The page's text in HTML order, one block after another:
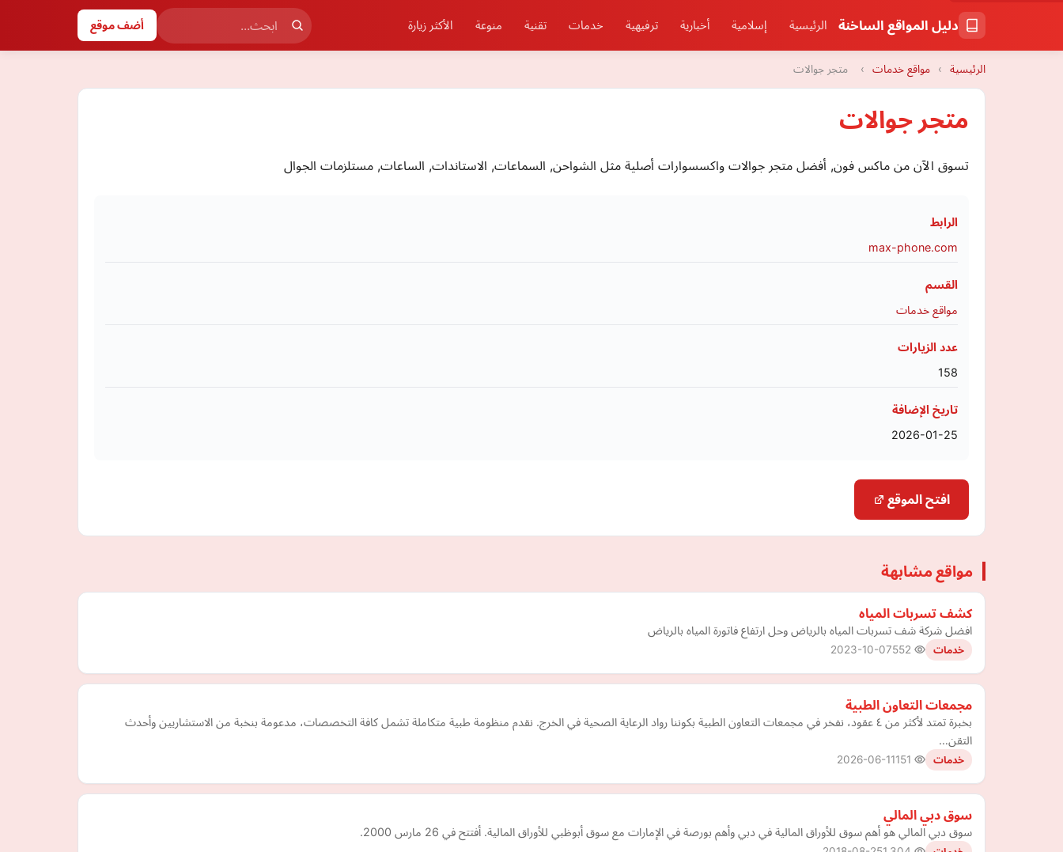
دليل المواقع الساخنة الرئيسية إسلامية أخبارية ترفيهية خدمات تقنية منوعة الأكثر زيارة أضف موقع
الرئيسية › مواقع خدمات › متجر جوالات
متجر جوالات
تسوق الآن من ماكس فون, أفضل متجر جوالات واكسسوارات أصلية مثل الشواحن, السماعات, الاستاندات, الساعات, مستلزمات الجوال
الرابط
max-phone.com
القسم
مواقع خدمات
عدد الزيارات
158
تاريخ الإضافة
2026-01-25
افتح الموقع
مواقع مشابهة
كشف تسربات المياه
افضل شركة شف تسربات المياه بالرياض وحل ارتفاع فاتورة المياه بالرياض
خدمات 2023-10-07
مجمعات التعاون الطبية
بخبرة تمتد لأكثر من ٤ عقود، نفخر في مجمعات التعاون الطبية بكوننا رواد الرعاية الصحية في الخرج. نقدم منظومة طبية متكاملة تشمل كافة التخصصات، مدعومة بنخبة من الاستشاريين وأحدث
التقن…
خدمات 2026-06-11
سوق دبي المالي
سوق دبي المالي هو أهم سوق للأوراق المالية في دبي وأهم بورصة في الإمارات مع سوق أبوظبي للأوراق المالية. أفتتح في 26 مارس 2000.